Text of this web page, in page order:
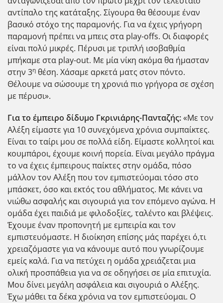
αντίπαλο της κατάταξης. Σίγουρα θα θέσουμε έναν
βασικό στόχο της παραμονής. Για να έχεις γρήγορη
παραμονή πρέπει να μπεις στα play-offs. Οι διαφορές
είναι πολύ μικρές. Πέρυσι με τριπλή ισοβαθμία
μπήκαμε στα play-out. Με μία νίκη ακόμα θα ήμασταν
στην 3η θέση. Χάσαμε αρκετά ματς στον πόντο.
Θέλουμε να σώσουμε τη χρονιά πιο γρήγορα σε σχέση
με πέρυσι».
Για το έμπειρο δίδυμο Γκρινιάρης-Πανταζής:«Με τον
Αλέξη είμαστε για 10 συνεχόμενα χρόνια συμπαίκτες.
Είναι το ταίρι μου σε πολλά είδη. Είμαστε κολλητοί και
κουμπάροι, έχουμε κοινή πορεία. Είναι μεγάλο πράγμα
το να έχεις έμπειρους παίκτες στην ομάδα, πόσο
μάλλον τον Αλέξη που τον εμπιστεύομαι τόσο στο
μπάσκετ, όσο και εκτός του αθλήματος. Με κάνει να
νιώθω ασφαλής και σιγουριά για τον επόμενο αγώνα. Η
ομάδα έχει παιδιά με φιλοδοξίες, ταλέντο και βλέψεις.
Έχουμε έναν προπονητή με εμπειρία και τον
εμπιστευόμαστε. Η διοίκηση επίσης μάς παρέχει ό,τι
χρειαζόμαστε για να κάνουμε αυτό που γνωρίζουμε
εμείς καλά. Για να πετύχει η ομάδα χρειάζεται μια
ολική προσπάθεια για να σε οδηγήσει σε μία επιτυχία.
Μου δίνει μεγάλη ασφάλεια και σιγουριά ο Αλέξης.
Έχω μάθει τα δέκα χρόνια να τον εμπιστεύομαι. Ο